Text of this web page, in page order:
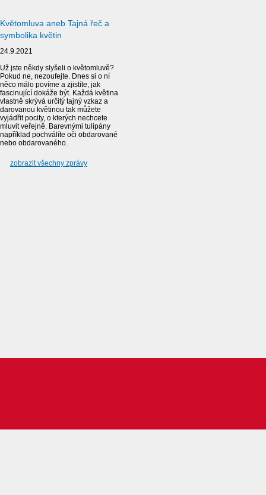
Květomluva aneb Tajná řeč a
symbolika květin
24.9.2021
Už jste někdy slyšeli o květomluvě?
Pokud ne, nezoufejte. Dnes si o ní
něco málo povíme a zjistíte, jak
fascinující dokáže být. Každá květina
vlastně skrývá určitý tajný vzkaz a
darovanou květinou tak můžete
vyjádřit pocity, o kterých nechcete
mluvit veřejně. Barevnými tulipány
například pochválíte oči obdarované
nebo obdarovaného.
zobrazit všechny zprávy